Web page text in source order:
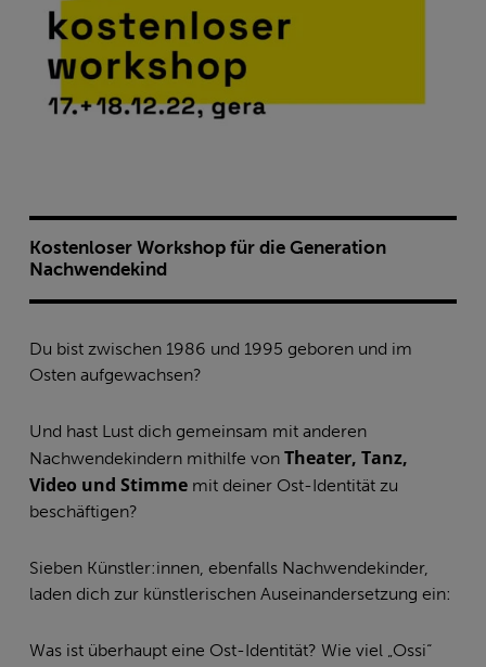
Kostenloser Workshop für die Generation
Nachwendekind
Du bist zwischen 1986 und 1995 geboren und im
Osten aufgewachsen?
Und hast Lust dich gemeinsam mit anderen
Nachwendekindern mithilfe vonTheater, Tanz,
Video und Stimme mit deiner Ost-Identität zu
beschäftigen?
Sieben Künstler:innen, ebenfalls Nachwendekinder,
laden dich zur künstlerischen Auseinandersetzung ein:
Was ist überhaupt eine Ost-Identität? Wie viel „Ossi“